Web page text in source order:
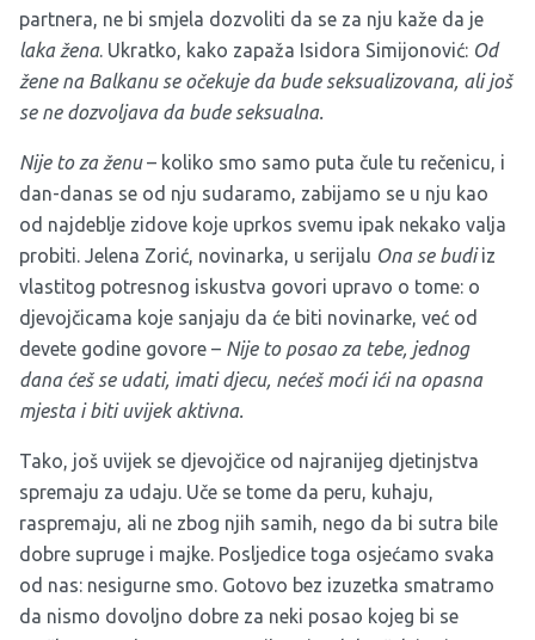
partnera, ne bi smjela dozvoliti da se za nju kaže da je
laka žena. Ukratko, kako zapaža Isidora Simijonović: Od
žene na Balkanu se očekuje da bude seksualizovana, ali još
se ne dozvoljava da bude seksualna.
Nije to za ženu– koliko smo samo puta čule tu rečenicu, i
dan-danas se od nju sudaramo, zabijamo se u nju kao
od najdeblje zidove koje uprkos svemu ipak nekako valja
probiti. Jelena Zorić, novinarka, u serijalu Ona se budiiz
vlastitog potresnog iskustva govori upravo o tome: o
djevojčicama koje sanjaju da će biti novinarke, već od
devete godine govore – Nije to posao za tebe, jednog
dana ćeš se udati, imati djecu, nećeš moći ići na opasna
mjesta i biti uvijek aktivna.
Tako, još uvijek se djevojčice od najranijeg djetinjstva
spremaju za udaju. Uče se tome da peru, kuhaju,
raspremaju, ali ne zbog njih samih, nego da bi sutra bile
dobre supruge i majke. Posljedice toga osjećamo svaka
od nas: nesigurne smo. Gotovo bez izuzetka smatramo
da nismo dovoljno dobre za neki posao kojeg bi se